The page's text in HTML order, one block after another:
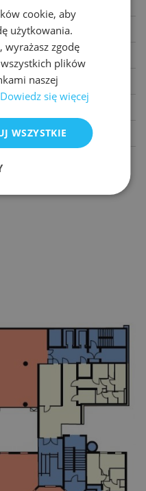
ENGLISH
cookie, aby
użytkowania.
wyrażasz zgodę
plików
naszej
Dowiedz się więcej
WSZYSTKIE